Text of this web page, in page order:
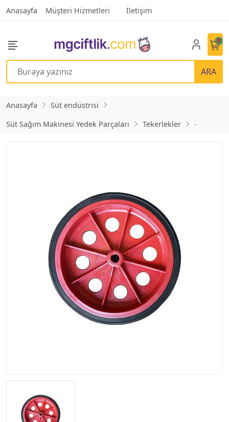
Anasayfa Müşteri Hizmetleri İletişim
ARA
0
Anasayfa
Süt endüstrisi
Süt Sağım Makinesi Yedek Parçaları
Tekerlekler -